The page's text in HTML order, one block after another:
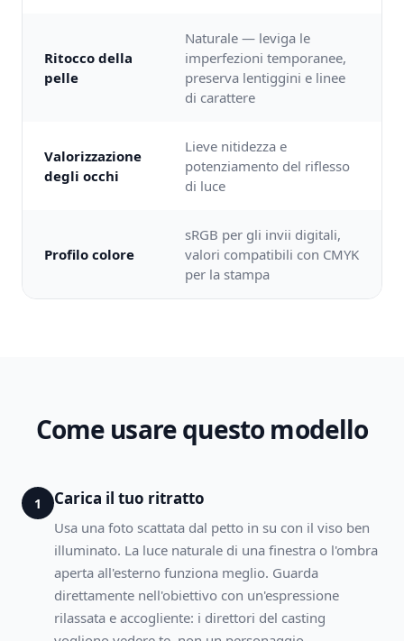
Ritocco della
pelle
Naturale — leviga le
imperfezioni temporanee,
preserva lentiggini e linee
di carattere
Valorizzazione
degli occhi
Lieve nitidezza e
potenziamento del riflesso
di luce
Profilo colore
sRGB per gli invii digitali,
valori compatibili con CMYK
per la stampa
Come usare questo modello
1 Carica il tuo ritratto
Usa una foto scattata dal petto in su con il viso ben
illuminato. La luce naturale di una finestra o l'ombra
aperta all'esterno funziona meglio. Guarda
direttamente nell'obiettivo con un'espressione
rilassata e accogliente: i direttori del casting